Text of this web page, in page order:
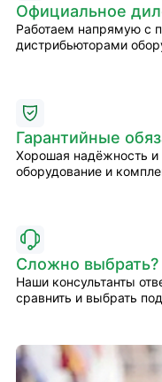
Официальное
Работаем напрямую с
дистрибьюторами
Гарантийные
Хорошая надёжность и
оборудование и
Сложно
Наши консультанты
сравнить и выбрать